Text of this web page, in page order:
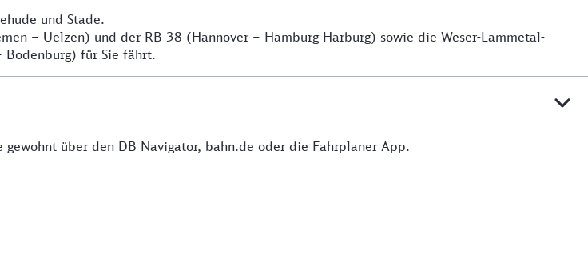
und Stade.
– Uelzen) und der RB 38 (Hannover – Hamburg Harburg) sowie die Weser-Lammetal-
für Sie fährt.
über den DB Navigator, bahn.de oder die Fahrplaner App.